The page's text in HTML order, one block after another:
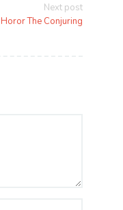
Next post
The Conjuring